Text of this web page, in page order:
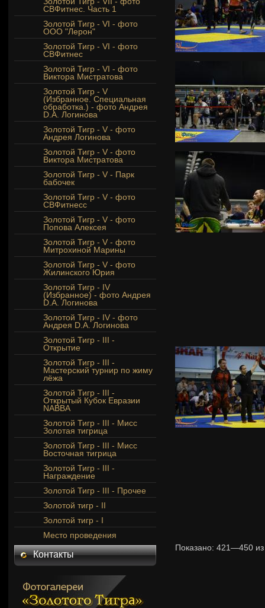
СВФитнес. Часть 1
Золотой Тигр - VI - фото
ООО "Лерон"
Золотой Тигр - VI - фото
СВФитнес
Золотой Тигр - VI - фото
Виктора Мистратова
Золотой Тигр - V
(Избранное. Специальная
обработка.) - фото Андрея
D.A. Логинова
Золотой Тигр - V - фото
Андрея Логинова
Золотой Тигр - V - фото
Виктора Мистратова
Золотой Тигр - V - Парк
бабочек
Золотой Тигр - V - фото
СВФитнесс
Золотой Тигр - V - фото
Попова Алексея
Золотой Тигр - V - фото
Митрохиной Марины
Золотой Тигр - V - фото
Жилинского Юрия
Золотой Тигр - IV
(Избранное) - фото Андрея
D.A. Логинова
Золотой Тигр - IV - фото
Андрея D.A. Логинова
Золотой Тигр - III -
Открытие
Золотой Тигр - III -
Мастерский турнир по жиму
лёжа
Золотой Тигр - III -
Открытый Кубок Евразии
NABBA
Золотой Тигр - III - Мисс
Золотая тигрица
Золотой Тигр - III - Мисс
Восточная тигрица
Золотой Тигр - III -
Награждение
Золотой Тигр - III - Прочее
Золотой тигр - II
Золотой тигр - I
Место проведения
Контакты
Показано: 421—450